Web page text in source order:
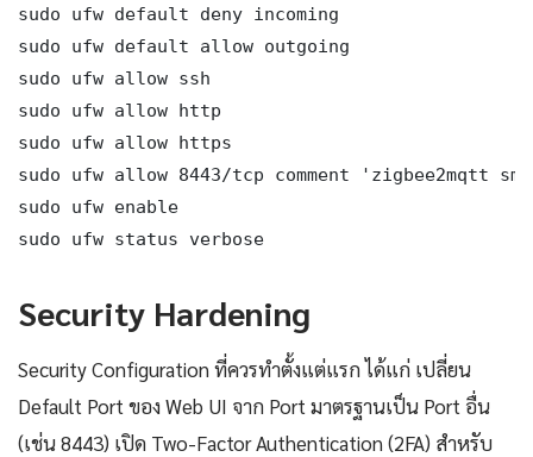
sudo ufw default deny incoming
sudo ufw default allow outgoing
sudo ufw allow ssh
sudo ufw allow http
sudo ufw allow https
sudo ufw allow 8443/tcp comment 'zigbee2mqtt
sudo ufw enable
sudo ufw status verbose
Security Hardening
Security Configuration ที่ควรทำตั้งแต่แรก ได้แก่ เปลี่ยน
Default Port ของ Web UI จาก Port มาตรฐานเป็น Port อื่น
(เช่น 8443) เปิด Two-Factor Authentication (2FA) สำหรับ